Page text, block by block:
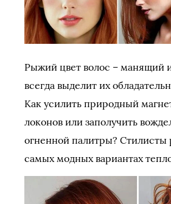
Рыжий цвет волос – манящий
всегда выделит их
Как усилить природный
локонов или заполучить
огненной палитры? Стилисты
самых модных вариантах